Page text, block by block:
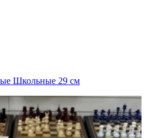
Школьные 29 см